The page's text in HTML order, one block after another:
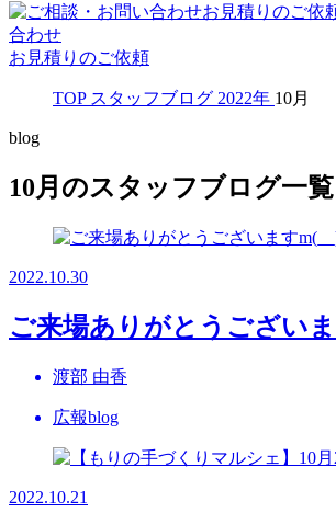
合わせ
お見積りのご依頼
TOP スタッフブログ 2022年 10月
blog
10月のスタッフブログ一覧
2022.10.30
ご来場ありがとうござい
渡部 由香
広報blog
2022.10.21